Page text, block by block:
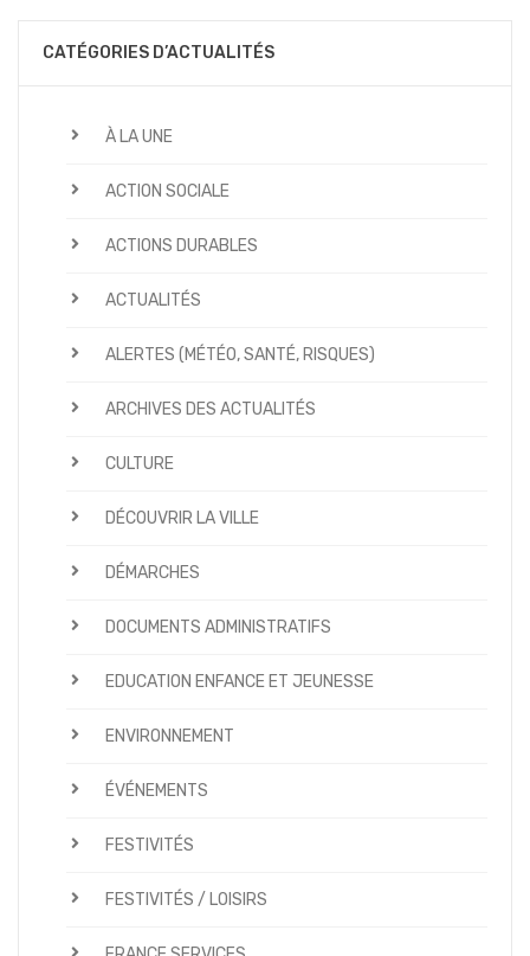
CATÉGORIES D’ACTUALITÉS
À LA UNE
ACTION SOCIALE
ACTIONS DURABLES
ACTUALITÉS
ALERTES (MÉTÉO, SANTÉ, RISQUES)
ARCHIVES DES ACTUALITÉS
CULTURE
DÉCOUVRIR LA VILLE
DÉMARCHES
DOCUMENTS ADMINISTRATIFS
EDUCATION ENFANCE ET JEUNESSE
ENVIRONNEMENT
ÉVÉNEMENTS
FESTIVITÉS
FESTIVITÉS / LOISIRS